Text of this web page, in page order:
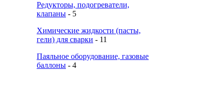
Редукторы, подогреватели,
клапаны - 5
Химические жидкости (пасты,
гели) для сварки - 11
Паяльное оборудование, газовые
баллоны - 4